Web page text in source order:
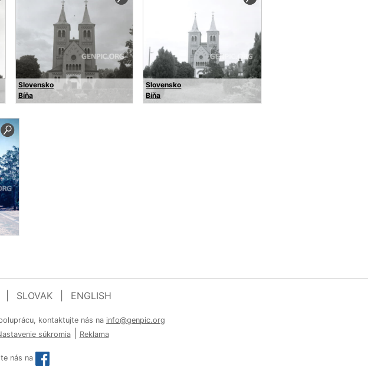
Slovensko
Bíňa
Slovensko
Bíňa
SLOVAK ENGLISH
kontaktujte nás na info@genpic.org
súkromia| Reklama
nás na